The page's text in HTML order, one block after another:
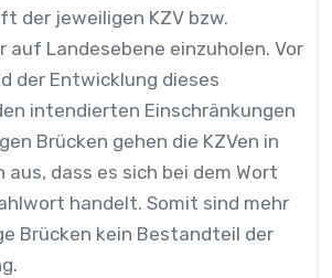
der jeweiligen KZV bzw.
auf Landesebene einzuholen. Vor
der Entwicklung dieses
intendierten Einschränkungen
Brücken gehen die KZVen in
aus, dass es sich bei dem Wort
handelt. Somit sind mehr
Brücken kein Bestandteil der